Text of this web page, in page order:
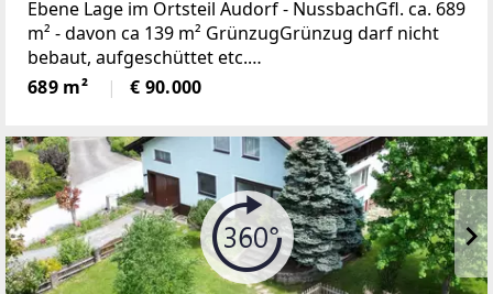
Ebene Lage im Ortsteil Audorf - NussbachGfl. ca. 689
m² - davon ca 139 m² GrünzugGrünzug darf nicht
bebaut, aufgeschüttet etc.
werdenAufgeschlossenBauzwang bis spätestens
Anfang Oktober 2027Fertigstellung
689 m² € 90.000